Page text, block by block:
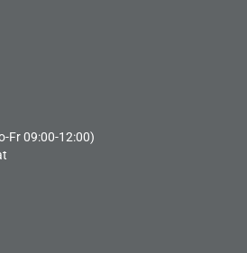
Fr 09:00-12:00)